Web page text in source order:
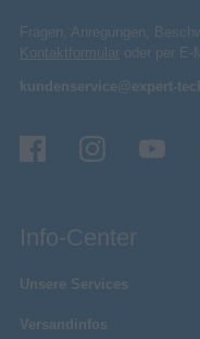
Fragen, Anregungen,
Kontaktformular oder per E-
kundenservice@expert-
Info-Center
Unsere Services
Versandinfos